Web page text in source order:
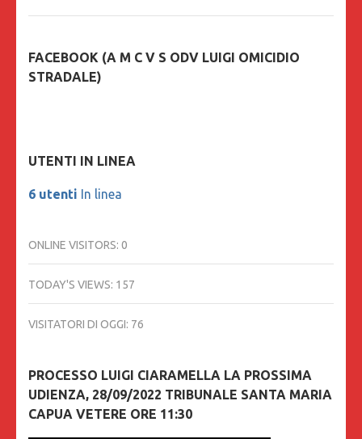
FACEBOOK (A M C V S ODV LUIGI OMICIDIO
STRADALE)
UTENTI IN LINEA
6 utenti In linea
ONLINE VISITORS: 0
TODAY'S VIEWS: 157
VISITATORI DI OGGI: 76
PROCESSO LUIGI CIARAMELLA LA PROSSIMA
UDIENZA, 28/09/2022 TRIBUNALE SANTA MARIA
CAPUA VETERE ORE 11:30